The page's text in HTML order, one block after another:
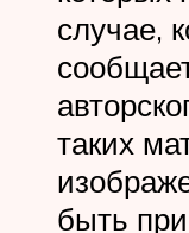
случае,
таких
быть